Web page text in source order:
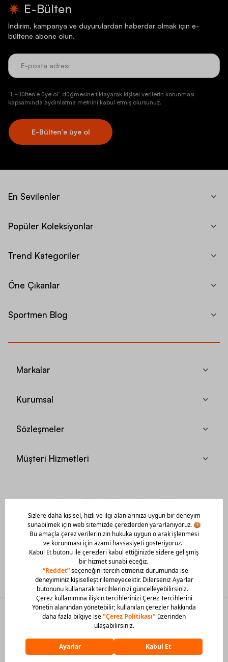
E-Bülten
İndirim, kampanya ve duyurulardan haberdar olmak için e-
bültene abone olun.
“E-Bülten’e üye ol” düğmesine tıklayarak kişisel verilerin korunması
kapsamında aydınlatma metnini kabul etmiş olursunuz.
E-Bülten’e üye ol
En Sevilenler
Popüler Koleksiyonlar
Trend Kategoriler
Öne Çıkanlar
Sportmen Blog
Markalar
Kurumsal
Sözleşmeler
Müşteri Hizmetleri
Mobil Uygulamamızı Hemen İndir!
© 2026 Barcin Tüm Hakları Saklıdır
Sitedeki görsel materyaller izinsiz kullanılamaz.